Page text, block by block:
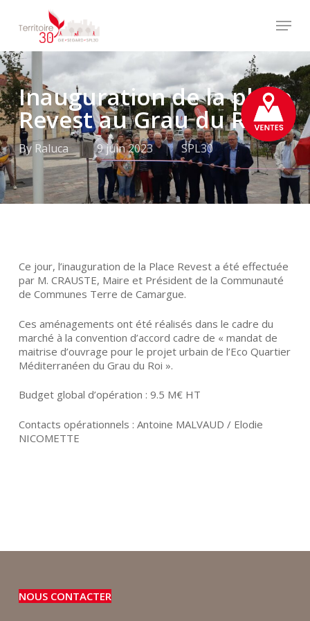
main
content
Menu
Inauguration de la place
Revest au Grau du Roi
By Raluca 9 juin 2023 SPL30
Ce jour, l’inauguration de la Place Revest a été effectuée
par M. CRAUSTE, Maire et Président de la Communauté
de Communes Terre de Camargue.
Ces aménagements ont été réalisés dans le cadre du
marché à la convention d’accord cadre de « mandat de
maitrise d’ouvrage pour le projet urbain de l’Eco Quartier
Méditerranéen du Grau du Roi ».
Budget global d’opération : 9.5 M€ HT
Contacts opérationnels : Antoine MALVAUD / Elodie
NICOMETTE
NOUS CONTACTER
Menu